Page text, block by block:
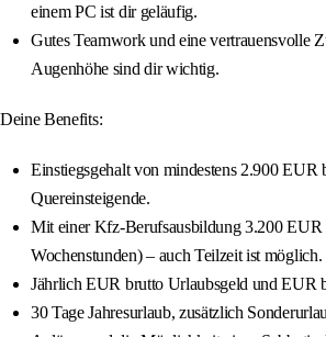
einem PC ist dir geläufig.
Gutes Teamwork und eine vertrauensvolle
Augenhöhe sind dir wichtig.
Deine Benefits:
Einstiegsgehalt von mindestens 2.900 EUR
Quereinsteigende.
Mit einer Kfz-Berufsausbildung 3.200
Wochenstunden) – auch Teilzeit ist möglich.
Jährlich EUR brutto Urlaubsgeld und EUR
30 Tage Jahresurlaub, zusätzlich